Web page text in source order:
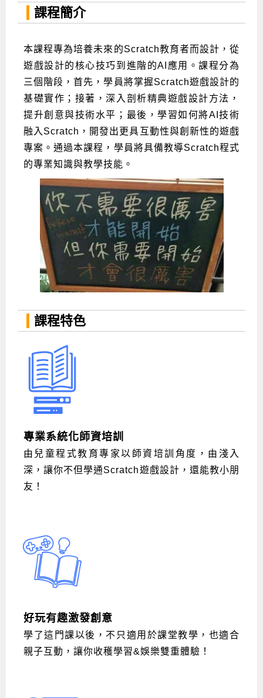
嵌入式即時作業系統FreeRTOS 設計實作
[學程]感測電路Plus+MCU韌體設計實戰
AI邊緣運算實作TensorFlow Lite for MCU
AIoT智能聯網運算實戰
AI深度學習之問答系統實作
AI強化學習 - 自動控制應用
讓 AI 成為你的數位同事
資訊安全實務
物聯網Web整合應用實作
[學程]物聯網全端與深度學習整合
嵌入式物聯網開發實戰
[學程]物聯網全端與深度學習整合
iPAS AIoT應用工程師(物聯網類)
ROS機器手臂控制&演算法實戰
智能機器人系統整合開發
影像課程總覽
電腦視覺與影像處理
AI深度學習與影像辨識實戰
嵌入式Linux開發與AI影像辨識
智能機器人系統整合開發
ARM系列課程
ARM mbed 物聯網平台應用實作
ARM Boot Loader設計
ARM Cortex-M0 應用整合設計
程式語言系列課程
C語言程式設計
資料結構精修班
C++程式設計
Python程式實戰養成學程
Python程式設計
Python程式設計(舊)
APCS寒暑假程式檢定班
Java 物件導向程式
Android系列課程
Android嵌入式平台開發訓練班
Android APP 實戰開發學程
Android Framework
Android ADK周邊裝置開發班
iOS程式開發系列課程
iPhone程式設計基礎班
iPhone程式設計進階班
Android嵌入式平台開發訓練班
TI MSP430微控制器開發
產品應用系列課程
生醫感測器整合設計班
NFC無線通訊設計實作班
物聯網Web整合應用實作班
轉職就業班
AIoT人工智慧與物聯網實戰人才就業班
AI智能醫療電子產品開發人才就業班
物聯網韌體工程師人才養成班
物聯網平台開發人才養成班(政府+企業雙重補助)
物聯網平台開發人才養成班
實體課程總覽
AI雲端原生與MLOps自動化實務
AI邊緣運算實作-TFL for MCU
自然語言處理與大型語言模型
資料分析與視覺化
非監督式學習
Edge AI與Pi Pico實作應用
電腦視覺演算法-人臉識別實戰
OpenVINO邊緣運算實務
iPAS巨量資料分析師考照班
5G - SDN與Mininet實作
iPAS巨量資料分析師
iPAS機器學習工程師
APCS檢定 Python課程
APCS檢定 C++課程
APCS檢定 C語言課程
APCS檢定培訓課程
【遠距同步】APCS寒/暑假營隊
【遠距同步】青少年AI冬/夏令營
青少年AI人工智慧實作班
C語言程式設計
資料結構
Python程式設計
JavaScript程式設計
C++程式設計
Python進階程式設計：從資料結構到演算法
Python程式實戰養成學程
Raspberry Pi系列
Linux & C語言硬體控制
Python硬體控制-Pi Pico
Raspberry Pi 使用入門
Edge AI與Raspberry Pi Pico實作應用
硬體控制使用Python
用樹莓派實現物聯網
5G-SDN通訊系列課程
5G關鍵技術- SDN與Mininet實作
創意程式設計系列
micro:bit 創意程式設計
Scratch 創意程式設計
工程師學習地圖
學員專屬提問平台
高中生升學超前部署課程總覽
課程簡介
本課程專為培養未來的Scratch教育者而設計，從
遊戲設計的核心技巧到進階的AI應用。課程分為
三個階段，首先，學員將掌握Scratch遊戲設計的
基礎實作；接著，深入剖析精典遊戲設計方法，
提升創意與技術水平；最後，學習如何將AI技術
融入Scratch，開發出更具互動性與創新性的遊戲
專案。通過本課程，學員將具備教導Scratch程式
的專業知識與教學技能。
課程特色
專業系統化師資培訓
由兒童程式教育專家以師資培訓角度，由淺入
深，讓你不但學通Scratch遊戲設計，還能教小朋
友！
好玩有趣激發創意
學了這門課以後，不只適用於課堂教學，也適合
親子互動，讓你收穫學習&娛樂雙重體驗！